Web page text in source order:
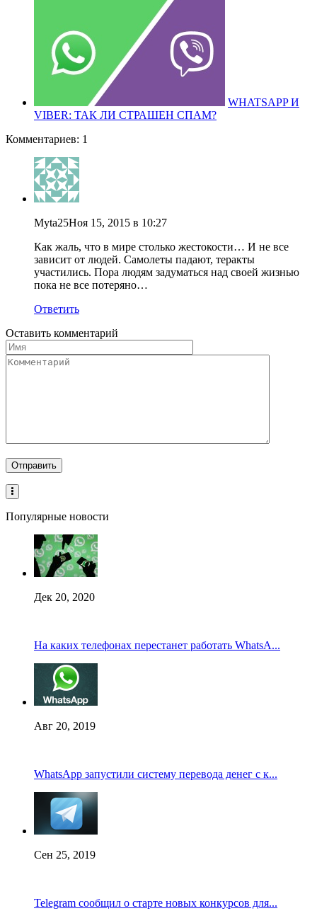
WHATSAPP И
VIBER: ТАК ЛИ СТРАШЕН СПАМ?
Комментариев: 1
Myta25Ноя 15, 2015 в 10:27
Как жаль, что в мире столько жестокости… И не все
зависит от людей. Самолеты падают, теракты
участились. Пора людям задуматься над своей жизнью
пока не все потеряно…
Ответить
Оставить комментарий
Популярные новости
Дек 20, 2020
На каких телефонах перестанет работать WhatsA...
Авг 20, 2019
WhatsApp запустили систему перевода денег с к...
Сен 25, 2019
Telegram сообщил о старте новых конкурсов для...